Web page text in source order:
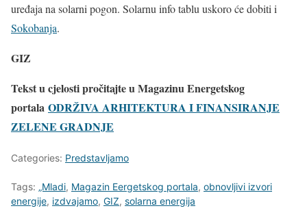
uređaja na solarni pogon. Solarnu info tablu uskoro će dobiti i
Sokobanja.
GIZ
Tekst u cjelosti pročitajte uMagazinu Energetskog
portala ODRŽIVA ARHITEKTURA I FINANSIRANJE
ZELENE GRADNJE
Categories: Predstavljamo
Tags: „Mladi, Magazin Eergetskog portala, obnovljivi izvori
energije, izdvajamo, GIZ, solarna energija